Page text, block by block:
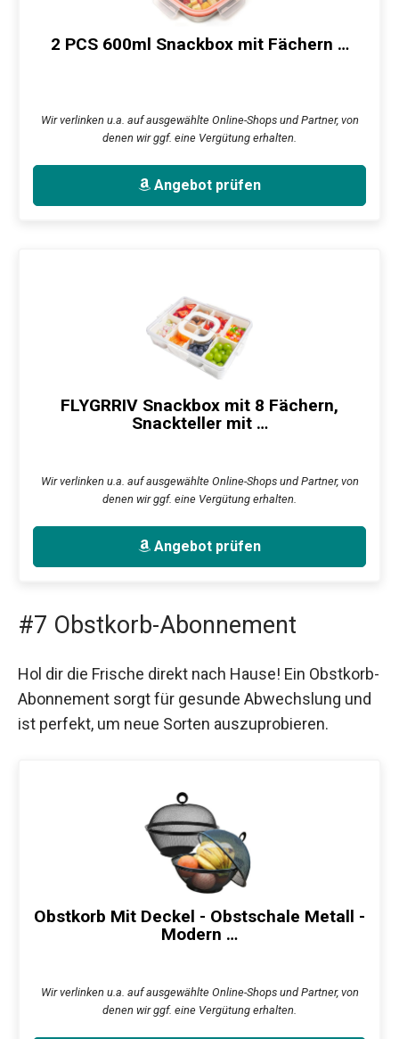
2 PCS 600ml Snackbox mit Fächern …
Wir verlinken u.a. auf ausgewählte Online-Shops und Partner, von
denen wir ggf. eine Vergütung erhalten.
Angebot prüfen
FLYGRRIV Snackbox mit 8 Fächern,
Snackteller mit …
Wir verlinken u.a. auf ausgewählte Online-Shops und Partner, von
denen wir ggf. eine Vergütung erhalten.
Angebot prüfen
#7 Obstkorb-Abonnement
Hol dir die Frische direkt nach Hause! Ein Obstkorb-
Abonnement sorgt für gesunde Abwechslung und
ist perfekt, um neue Sorten auszuprobieren.
Obstkorb Mit Deckel - Obstschale Metall -
Modern …
Wir verlinken u.a. auf ausgewählte Online-Shops und Partner, von
denen wir ggf. eine Vergütung erhalten.